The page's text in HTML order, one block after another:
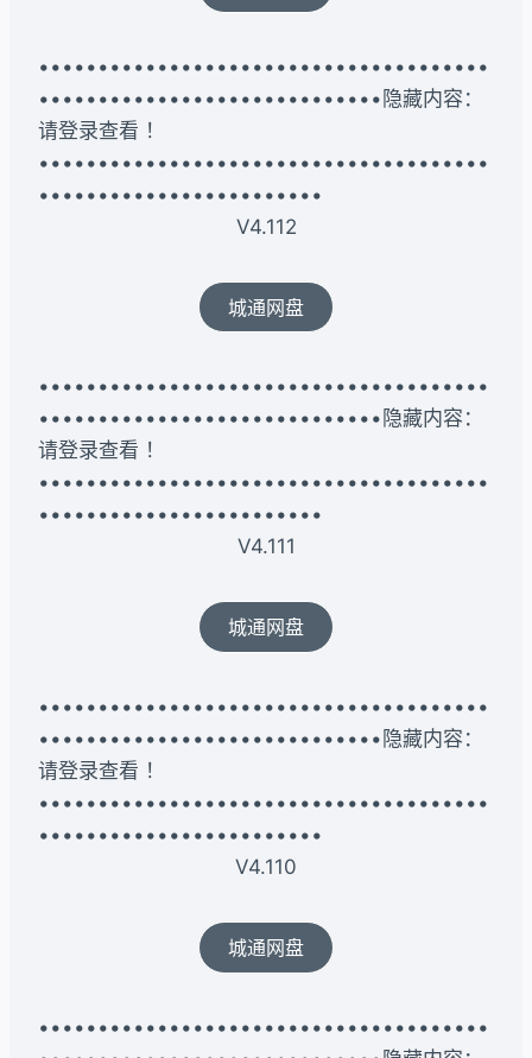
••••••••••••••••••••••••••••••••••••••
•••••••••••••••••••••••••••••隐藏内容：
请登录查看 ！
••••••••••••••••••••••••••••••••••••••
••••••••••••••••••••••••
V4.112
城通网盘
••••••••••••••••••••••••••••••••••••••
•••••••••••••••••••••••••••••隐藏内容：
请登录查看 ！
••••••••••••••••••••••••••••••••••••••
••••••••••••••••••••••••
V4.111
城通网盘
••••••••••••••••••••••••••••••••••••••
•••••••••••••••••••••••••••••隐藏内容：
请登录查看 ！
••••••••••••••••••••••••••••••••••••••
••••••••••••••••••••••••
V4.110
城通网盘
••••••••••••••••••••••••••••••••••••••